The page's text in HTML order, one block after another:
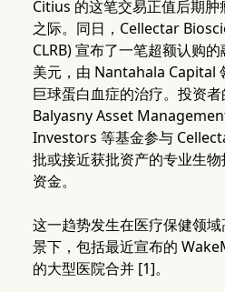
Citius 的这笔交易正值后期
之际。同日，Cellectar
CLRB) 宣布了一笔超额认购
美元，由 Nantahala Capital
巨球蛋白血症的治疗。投资
Balyasny Asset
Investors 等基金参与
批或接近获批资产的专业生
资金。
这一趋势发生在医疗保健领
景下，包括最近宣布的
的大型医院合并 [1]。